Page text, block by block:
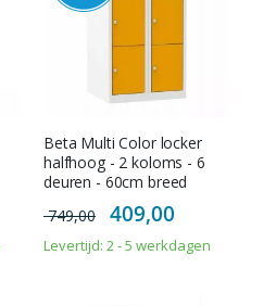
Beta Multi Color locker
halfhoog - 2 koloms - 6
deuren - 60cm breed
749,00
Special
Price
409,00
Levertijd: 2 - 5 werkdagen